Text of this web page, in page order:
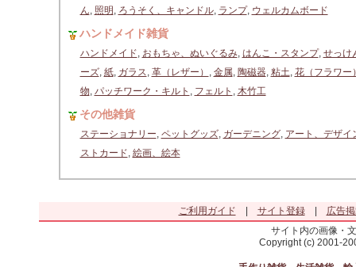
ん, 照明 , ろうそく、キャンドル, ランプ, ウェルカムボード
ハンドメイド雑貨
ハンドメイド, おもちゃ、ぬいぐるみ, はんこ・スタンプ, せっけ
ーズ, 紙, ガラス, 革（レザー） , 金属, 陶磁器, 粘土, 花（フラワー
物, パッチワーク・キルト , フェルト , 木竹工
その他雑貨
ステーショナリー, ペットグッズ, ガーデニング, アート、デザイ
ストカード, 絵画、絵本
ご利用ガイド サイト登録|
広告
サイト内の画像・
Copyright (c) 2001-